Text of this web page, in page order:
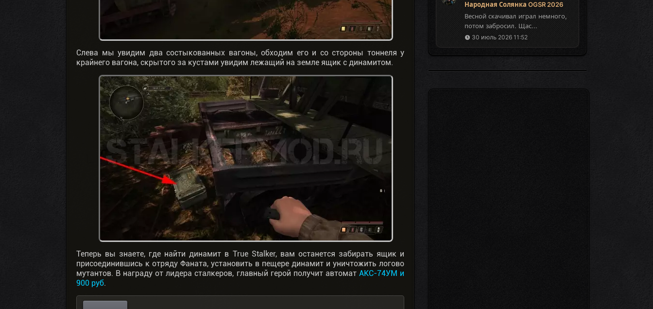
Слева мы увидим два состыкованных вагоны, обходим его и со стороны тоннеля у
крайнего вагона, скрытого за кустами увидим лежащий на земле ящик с динамитом.
Теперь вы знаете, где найти динамит в True Stalker, вам останется забирать ящик и
присоединившись к отряду Фаната, установить в пещере динамит и уничтожить логово
мутантов. В награду от лидера сталкеров, главный герой получит автомат АКС-74УМ и
900 руб.
Народная Солянка OGSR 2026
Весной скачивал играл немного,
потом забросил. Щас...
30 июль 2026 11:52